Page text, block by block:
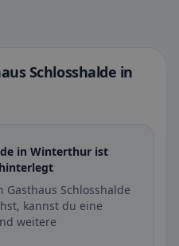
Schlosshalde in
in Winterthur ist
Schlosshalde
kannst du eine
weitere